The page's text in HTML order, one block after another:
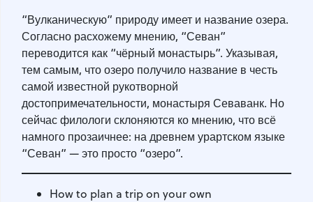
“Вулканическую” природу имеет и название озера.
Согласно расхожему мнению, “Севан”
переводится как “чёрный монастырь”. Указывая,
тем самым, что озеро получило название в честь
самой известной рукотворной
достопримечательности, монастыря Севаванк. Но
сейчас филологи склоняются ко мнению, что всё
намного прозаичнее: на древнем урартском языке
“Севан” — это просто “озеро”.
How to plan a trip on your own